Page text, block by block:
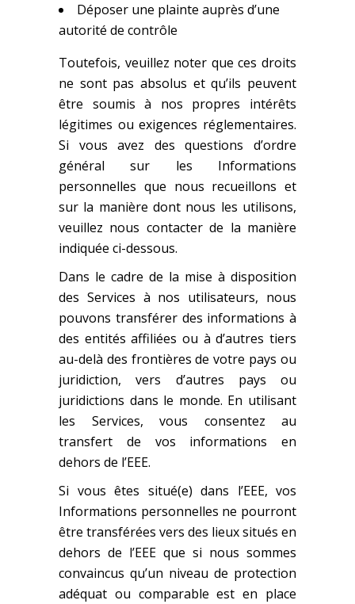
Déposer une plainte auprès d’une
autorité de contrôle
Toutefois, veuillez noter que ces droits
ne sont pas absolus et qu’ils peuvent
être soumis à nos propres intérêts
légitimes ou exigences réglementaires.
Si vous avez des questions d’ordre
général sur les Informations
personnelles que nous recueillons et
sur la manière dont nous les utilisons,
veuillez nous contacter de la manière
indiquée ci-dessous.
Dans le cadre de la mise à disposition
des Services à nos utilisateurs, nous
pouvons transférer des informations à
des entités affiliées ou à d’autres tiers
au-delà des frontières de votre pays ou
juridiction, vers d’autres pays ou
juridictions dans le monde. En utilisant
les Services, vous consentez au
transfert de vos informations en
dehors de l’EEE.
Si vous êtes situé(e) dans l’EEE, vos
Informations personnelles ne pourront
être transférées vers des lieux situés en
dehors de l’EEE que si nous sommes
convaincus qu’un niveau de protection
adéquat ou comparable est en place